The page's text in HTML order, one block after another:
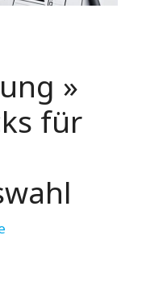
»
für